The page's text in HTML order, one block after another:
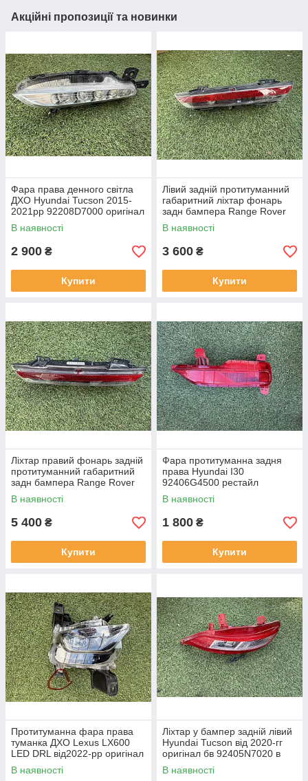
Акційні пропозиції та новинки
Фара права денного світла
ДХО Hyundai Tucson 2015-
2021рр 92208D7000 оригінал
бв відсутнє одне кріплення,
повністю робоча
В наявності
2 900 ₴
Купити
Лівий задній протитуманний
габаритний ліхтар фонарь
задн бампера Range Rover
L460 від 2021-рр LR152299
оригінал бв повністю р
В наявності
3 600 ₴
Купити
Ліхтар правий фонарь задній
протитуманний габаритний
задн бампера Range Rover
L460 від2021-рр, LR152295
оригінал повністю робо
В наявності
5 400 ₴
Купити
Фара протитуманна задня
права Hyundai I30
92406G4500 рестайл
від2020-рр оригінал бв
відсутнє одне кріплення
В наявності
1 800 ₴
Купити
Протитуманна фара права
туманка ДХО Lexus LX600
LED DRL від2022-рр оригінал
бв відсутнє одно кріплення
В наявності
Ліхтар у бампер задній лівий
Hyundai Tucson від 2020-гг
оригінал бв 92405N7020 в
нормальному стані
В наявності